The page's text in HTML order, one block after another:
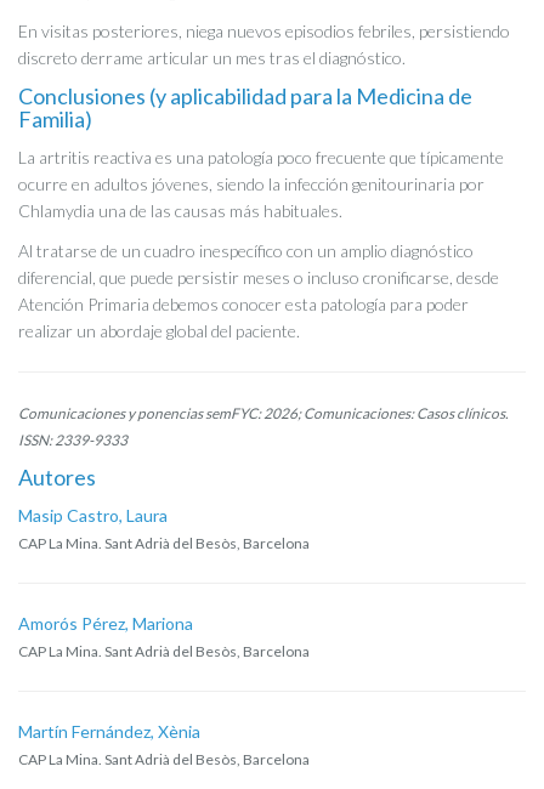
En visitas posteriores, niega nuevos episodios febriles, persistiendo
discreto derrame articular un mes tras el diagnóstico.
Conclusiones (y aplicabilidad para la Medicina de
Familia)
La artritis reactiva es una patología poco frecuente que típicamente
ocurre en adultos jóvenes, siendo la infección genitourinaria por
Chlamydia una de las causas más habituales.
Al tratarse de un cuadro inespecífico con un amplio diagnóstico
diferencial, que puede persistir meses o incluso cronificarse, desde
Atención Primaria debemos conocer esta patología para poder
realizar un abordaje global del paciente.
Comunicaciones y ponencias semFYC: 2026; Comunicaciones: Casos clínicos.
ISSN: 2339-9333
Autores
Masip Castro, Laura
CAP La Mina. Sant Adrià del Besòs, Barcelona
Amorós Pérez, Mariona
CAP La Mina. Sant Adrià del Besòs, Barcelona
Martín Fernández, Xènia
CAP La Mina. Sant Adrià del Besòs, Barcelona